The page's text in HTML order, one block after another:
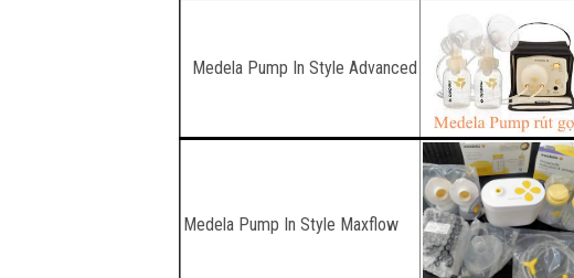
Medela Pump In Style Advanced
Medela Pump In Style Maxflow